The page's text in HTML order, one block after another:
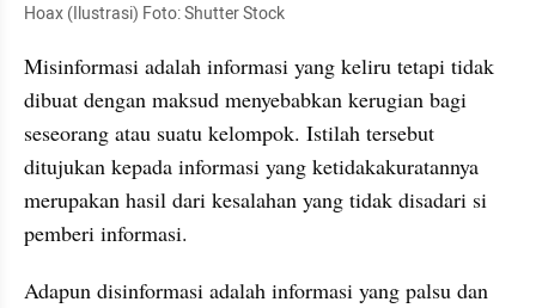
Hoax (Ilustrasi) Foto: Shutter Stock
Misinformasi adalah informasi yang keliru tetapi tidak
dibuat dengan maksud menyebabkan kerugian bagi
seseorang atau suatu kelompok. Istilah tersebut
ditujukan kepada informasi yang ketidakakuratannya
merupakan hasil dari kesalahan yang tidak disadari si
pemberi informasi.
Adapun disinformasi adalah informasi yang palsu dan